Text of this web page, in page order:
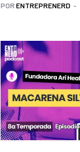
POR ENTREPRENERD